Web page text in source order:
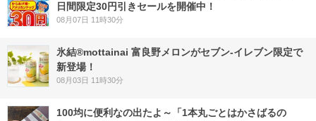
日間限定30円引きセールを開催中！
08月07日 11時30分
氷結®mottainai 富良野メロンがセブン‐イレブン限定で
新登場！
08月03日 11時30分
100均に便利なの出たよ～「1本丸ごとはかさばるの